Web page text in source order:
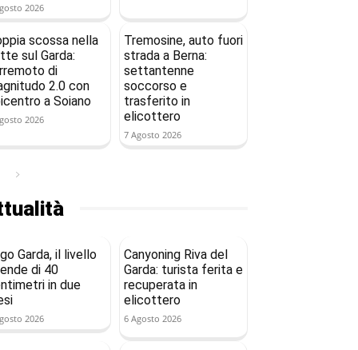
2026
scossa nella
sul Garda:
di
2.0 con
a Soiano
2026
Tremosine, auto fuori
strada a Berna:
settantenne
soccorso e
trasferito in
elicottero
7 Agosto 2026
Garda, il livello
di 40
in due
2026
Canyoning Riva del
Garda: turista ferita e
recuperata in
elicottero
6 Agosto 2026